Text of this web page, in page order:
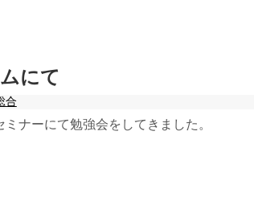
にて
合
ナーにて勉強会をしてきました。